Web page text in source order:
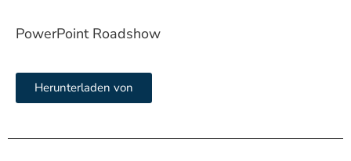
PowerPoint Roadshow
Herunterladen von